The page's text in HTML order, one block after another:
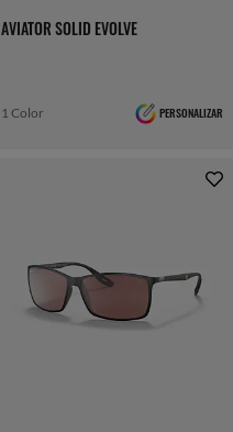
AVIATOR SOLID EVOLVE
1 Color PERSONALIZAR